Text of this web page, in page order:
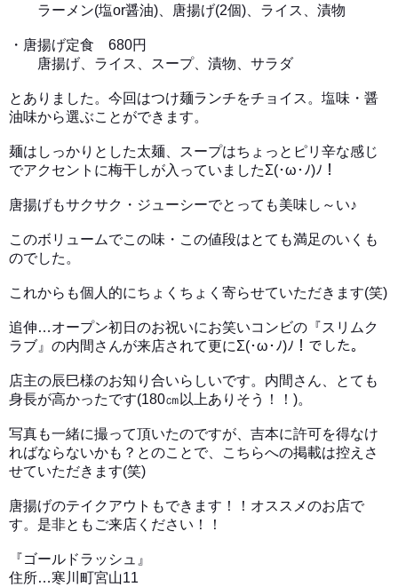
ラーメン(塩or醤油)、唐揚げ(2個)、ライス、漬物
・唐揚げ定食 680円
唐揚げ、ライス、スープ、漬物、サラダ
とありました。今回はつけ麺ランチをチョイス。塩味・醤
油味から選ぶことができます。
麺はしっかりとした太麺、スープはちょっとピリ辛な感じ
でアクセントに梅干しが入っていましたΣ(･ω･ﾉ)ﾉ！
唐揚げもサクサク・ジューシーでとっても美味し～い♪
このボリュームでこの味・この値段はとても満足のいくも
のでした。
これからも個人的にちょくちょく寄らせていただきます(笑)
追伸…オープン初日のお祝いにお笑いコンビの『スリムク
ラブ』の内間さんが来店されて更にΣ(･ω･ﾉ)ﾉ！でした。
店主の辰巳様のお知り合いらしいです。内間さん、とても
身長が高かったです(180㎝以上ありそう！！)。
写真も一緒に撮って頂いたのですが、吉本に許可を得なけ
ればならないかも？とのことで、こちらへの掲載は控えさ
せていただきます(笑)
唐揚げのテイクアウトもできます！！オススメのお店で
す。是非ともご来店ください！！
『ゴールドラッシュ』
住所…寒川町宮山11